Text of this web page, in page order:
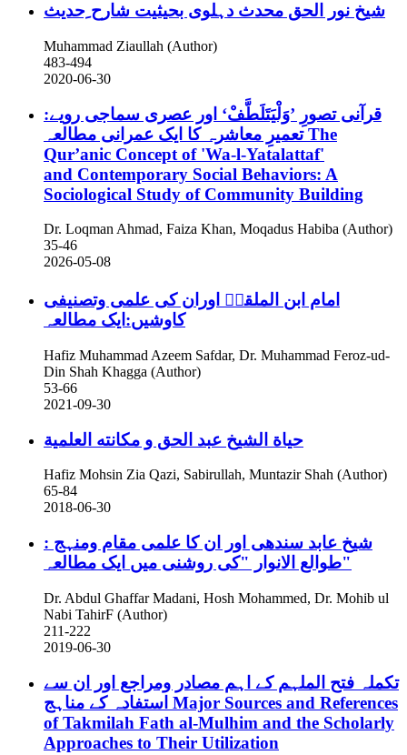
شیخ نور الحق محدث دہلوی بحیثیت شارح ِحدیث
Muhammad Ziaullah (Author)
483-494
2020-06-30
قرآنی تصورِ ’وَلْيَتَلَطَّفْ‘ اور عصری سماجی رویے:
تعمیرِ معاشرہ کا ایک عمرانی مطالعہThe
Qur’anic Concept of 'Wa-l-Yatalattaf'
and Contemporary Social Behaviors: A
Sociological Study of Community Building
Dr. Loqman Ahmad, Faiza Khan, Moqadus Habiba (Author)
35-46
2026-05-08
امام ابن الملقنؒ اوران کی علمی وتصنیفی
کاوشیں:ایک مطالعہ
Hafiz Muhammad Azeem Safdar, Dr. Muhammad Feroz-ud-
Din Shah Khagga (Author)
53-66
2021-09-30
حياة الشيخ عبد الحق و مكانته العلمية
Hafiz Mohsin Zia Qazi, Sabirullah, Muntazir Shah (Author)
65-84
2018-06-30
شیخ عابد سندھی اور ان کا علمی مقام ومنہج :
"طوالع الانوار "کی روشنی میں ایک مطالعہ
Dr. Abdul Ghaffar Madani, Hosh Mohammed, Dr. Mohib ul
Nabi TahirF (Author)
211-222
2019-06-30
تکملہ فتح الملہم کے اہم مصادر ومراجع اور ان سے
Major Sources and References
of Takmilah Fath al-Mulhim and the Scholarly
Approaches to Their Utilization